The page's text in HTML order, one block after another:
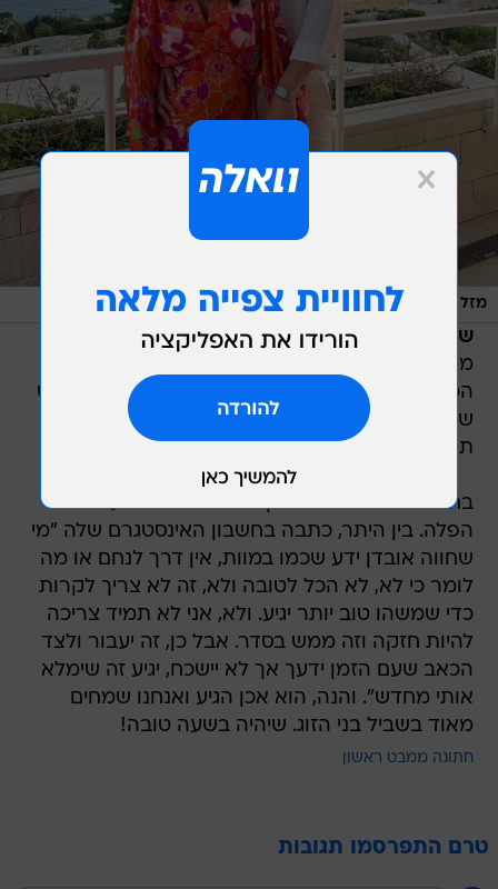
מזל טוב חמודים! שרונה מרלין ויניב / מערכת וואלה, מערכת וואלה!
שרונה מרלין
, שכיכבה בעונה השניה של חתונה
ממבט ראשון אמנם לא מצאה זיווג בתכנית, אבל
הכירה את בעלה
מיד אחריה. כעת וואלה! סלבס
שמחה לספר לכם כי השניים מצפים לתינוק או
תינוקת, שיצטרפו למשפחה בעוד כחמישה חודשים.
בחודש בדצמבר האחרון שרונה סיפרה שעברה
הפלה. בין היתר, כתבה בחשבון האינסטגרם שלה "מי
שחווה אובדן ידע שכמו במוות, אין דרך לנחם או מה
לומר כי לא, לא הכל לטובה ולא, זה לא צריך לקרות
כדי שמשהו טוב יותר יגיע. ולא, אני לא תמיד צריכה
להיות חזקה וזה ממש בסדר. אבל כן, זה יעבור ולצד
הכאב שעם הזמן ידעך אך לא יישכח, יגיע זה שימלא
אותי מחדש". והנה, הוא אכן הגיע ואנחנו שמחים
מאוד בשביל בני הזוג. שיהיה בשעה טובה!
חתונה ממבט ראשון
טרם התפרסמו תגובות